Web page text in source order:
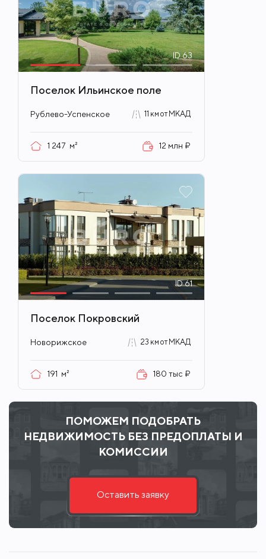
ID63
Поселок Ильинское поле
Рублево-Успенское 11 км от МКАД
1 247 м² 12 млн ₽
ID61
Поселок Покровский
Новорижское 23 км от МКАД
191 м² 180 тыс ₽
ПОМОЖЕМ ПОДОБРАТЬ
НЕДВИЖИМОСТЬ БЕЗ ПРЕДОПЛАТЫ И
КОМИССИИ
Оставить заявку